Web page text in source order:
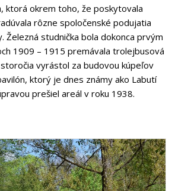
ktorá okrem toho, že poskytovala
rôzne spoločenské podujatia
Železná studnička bola dokonca prvým
1909 – 1915 premávala trolejbusová
vyrástol za budovou kúpeľov
ktorý je dnes známy ako Labutí
prešiel areál v roku 1938.